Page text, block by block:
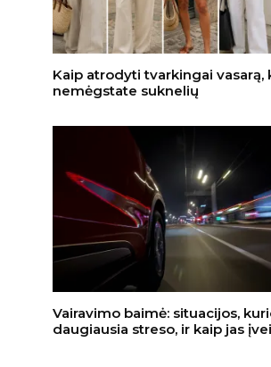
Kaip atrodyti tvarkingai vasarą,
nemėgstate suknelių
Vairavimo baimė: situacijos,
daugiausia streso, ir kaip jas